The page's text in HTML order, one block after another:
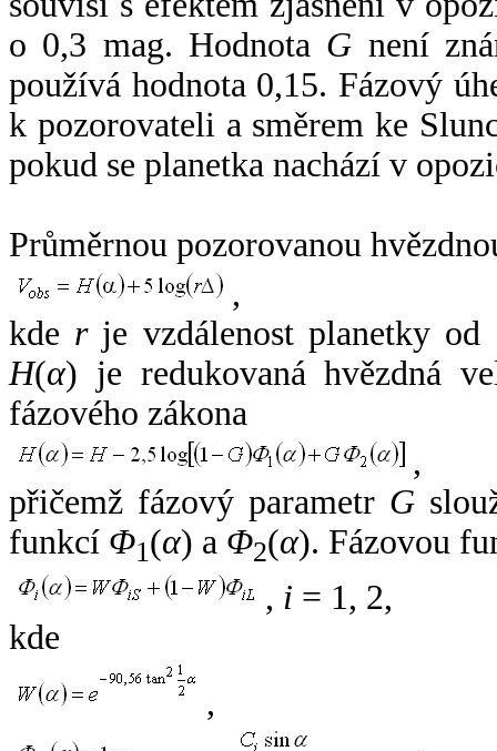
o 0,3 mag. Hodnota G není
používá hodnota 0,15. Fázový
k pozorovateli a směrem ke
pokud se planetka nachází v
Průměrnou pozorovanou
,
kde rje vzdálenost planetky od
H(α) je redukovaná hvězdná
fázového zákona
,
přičemž fázový parametr G
funkcí Φ1(α) a Φ2(α). Fázovou
, i = 1, 2,
kde
,